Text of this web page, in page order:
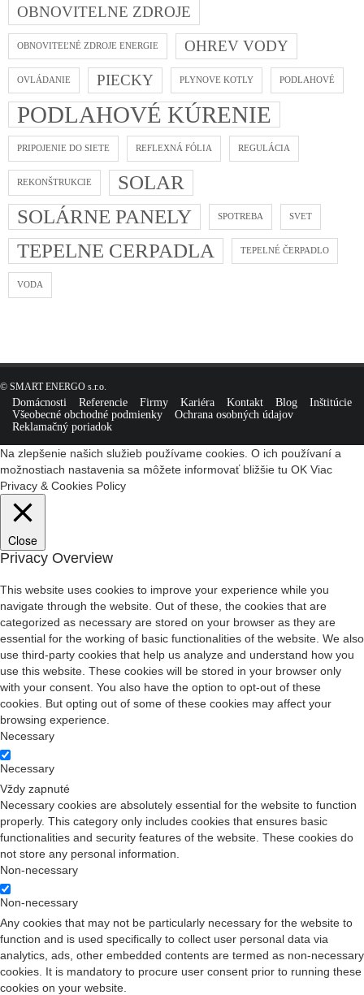
OBNOVITELNE ZDROJE
OBNOVITEĽNÉ ZDROJE ENERGIE OHREV VODY
OVLÁDANIE PIECKY PLYNOVE KOTLY PODLAHOVÉ
PODLAHOVÉ KÚRENIE
PRIPOJENIE DO SIETE REFLEXNÁ FÓLIA REGULÁCIA
REKONŠTRUKCIE
SOLAR
SOLÁRNE PANELY
SPOTREBA SVET
TEPELNE CERPADLA TEPELNÉ ČERPADLO
VODA
© SMART ENERGO s.r.o.
Domácnosti Referencie Firmy Kariéra Kontakt Blog
Inštitúcie
Všeobecné obchodné podmienky
Ochrana osobných údajov
Reklamačný poriadok
Na zlepšenie našich služieb používame cookies. O ich používaní a
možnostiach nastavenia sa môžete informovať bližšie tu OK Viac
Privacy & Cookies Policy
Close
Privacy Overview
This website uses cookies to improve your experience while you
navigate through the website. Out of these, the cookies that are
categorized as necessary are stored on your browser as they are
essential for the working of basic functionalities of the website. We also
use third-party cookies that help us analyze and understand how you
use this website. These cookies will be stored in your browser only
with your consent. You also have the option to opt-out of these
cookies. But opting out of some of these cookies may affect your
browsing experience.
Necessary
Necessary
Vždy zapnuté
Necessary cookies are absolutely essential for the website to function
properly. This category only includes cookies that ensures basic
functionalities and security features of the website. These cookies do
not store any personal information.
Non-necessary
Non-necessary
Any cookies that may not be particularly necessary for the website to
function and is used specifically to collect user personal data via
analytics, ads, other embedded contents are termed as non-necessary
cookies. It is mandatory to procure user consent prior to running these
cookies on your website.